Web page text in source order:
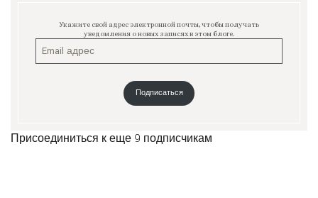
Укажите свой адрес электронной почты, чтобы получать
уведомления о новых записях в этом блоге.
Подписаться
Присоединиться к еще 9 подписчикам